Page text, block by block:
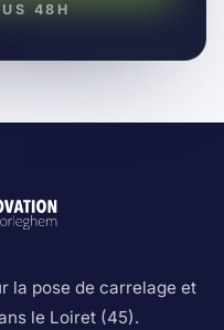
48H
la pose de carrelage et
le Loiret (45).